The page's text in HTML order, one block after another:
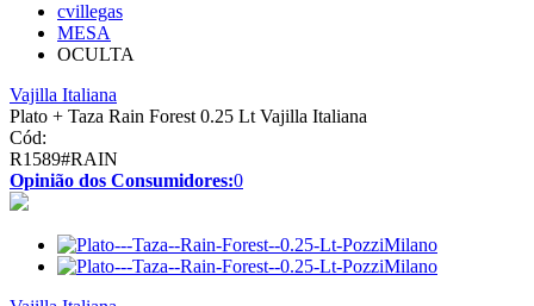
cvillegas
MESA
OCULTA
Vajilla Italiana
Plato + Taza Rain Forest 0.25 Lt Vajilla Italiana
Cód:
R1589#RAIN
Opinião dos Consumidores:0